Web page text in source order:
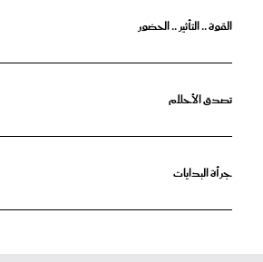
القوة .. التأثير .. الحضور
تصدق الأحلام
جرأة البدايات